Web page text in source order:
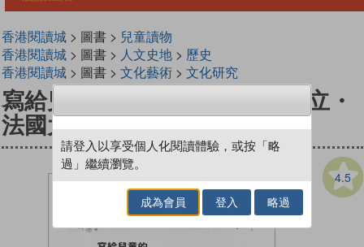
香港閱讀城> 圖書 > 兒童讀物
香港閱讀城> 圖書 > 人文史地> 歷史
香港閱讀城> 圖書 > 文化藝術> 文化研究
寫給兒童的世界歷史12 美國獨立・
法國大革命
4.5
請登入以享受個人化閱讀體驗，或按「略
過」繼續瀏覽。
成為會員 登入 略過